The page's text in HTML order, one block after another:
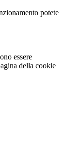
potete
essere
della cookie